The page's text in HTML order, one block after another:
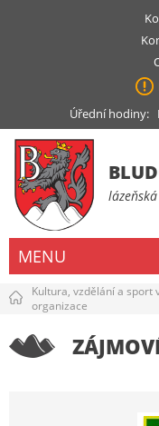
Úřední hodiny:
MENU
Kultura, vzdělání a sport
organizace